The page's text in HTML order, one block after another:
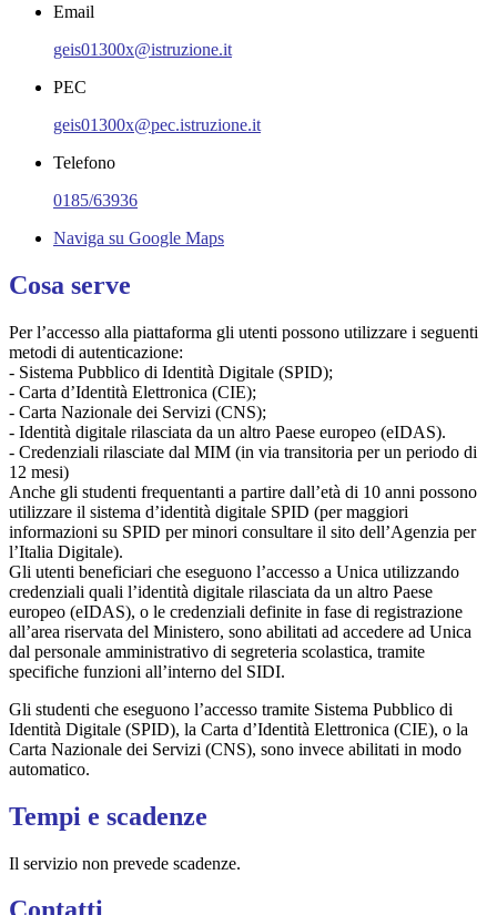
Email
geis01300x@istruzione.it
PEC
geis01300x@pec.istruzione.it
Telefono
0185/63936
Naviga su Google Maps
Cosa serve
Per l’accesso alla piattaforma gli utenti possono utilizzare i seguenti
metodi di autenticazione:
- Sistema Pubblico di Identità Digitale (SPID);
- Carta d’Identità Elettronica (CIE);
- Carta Nazionale dei Servizi (CNS);
- Identità digitale rilasciata da un altro Paese europeo (eIDAS).
- Credenziali rilasciate dal MIM (in via transitoria per un periodo di
12 mesi)
Anche gli studenti frequentanti a partire dall’età di 10 anni possono
utilizzare il sistema d’identità digitale SPID (per maggiori
informazioni su SPID per minori consultare il sito dell’Agenzia per
l’Italia Digitale).
Gli utenti beneficiari che eseguono l’accesso a Unica utilizzando
credenziali quali l’identità digitale rilasciata da un altro Paese
europeo (eIDAS), o le credenziali definite in fase di registrazione
all’area riservata del Ministero, sono abilitati ad accedere ad Unica
dal personale amministrativo di segreteria scolastica, tramite
specifiche funzioni all’interno del SIDI.
Gli studenti che eseguono l’accesso tramite Sistema Pubblico di
Identità Digitale (SPID), la Carta d’Identità Elettronica (CIE), o la
Carta Nazionale dei Servizi (CNS), sono invece abilitati in modo
automatico.
Tempi e scadenze
Il servizio non prevede scadenze.